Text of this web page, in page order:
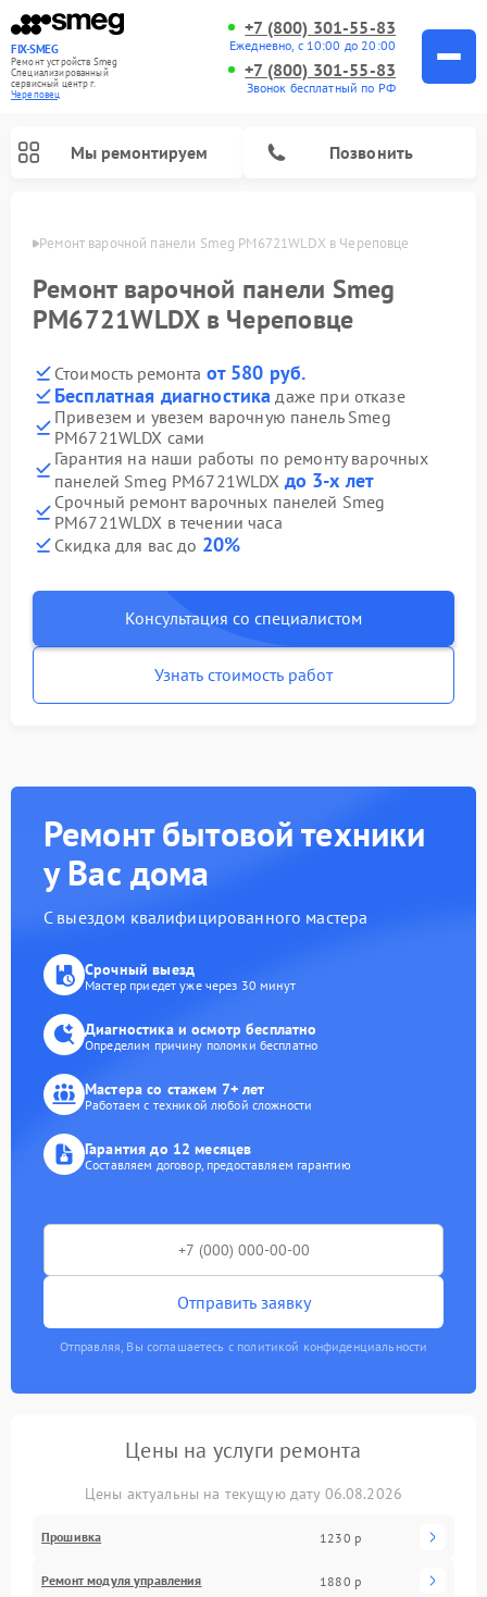
FIX-SMEG
Ремонт устройств Smeg
Специализированный
cервисный центр г.
Череповец
+7 (800) 301-55-83
Ежедневно, с 10:00 до 20:00
+7 (800) 301-55-83
Звонок бесплатный по РФ
Мы ремонтируем Позвонить
Ремонт варочной панели Smeg PM6721WLDX в Череповце
Ремонт варочной панели Smeg
PM6721WLDX в Череповце
Стоимость ремонта от 580 руб.
Бесплатная диагностика даже при отказе
Привезем и увезем варочную панель Smeg
PM6721WLDX сами
Гарантия на наши работы по ремонту варочных
панелей Smeg PM6721WLDX до 3-х лет
Срочный ремонт варочных панелей Smeg
PM6721WLDX в течении часа
Скидка для вас до 20%
Консультация со специалистом
Узнать стоимость работ
Ремонт бытовой техники
у Вас дома
С выездом квалифицированного мастера
Срочный выезд
Мастер приедет уже через 30 минут
Диагностика и осмотр бесплатно
Определим причину поломки бесплатно
Мастера со стажем 7+ лет
Работаем с техникой любой сложности
Гарантия до 12 месяцев
Составляем договор, предоставляем гарантию
Отправить заявку
Отправляя, Вы соглашаетесь с политикой конфиденциальности
Цены на услуги ремонта
Цены актуальны на текущую дату 06.08.2026
Прошивка 1230 р
Ремонт модуля управления 1880 р